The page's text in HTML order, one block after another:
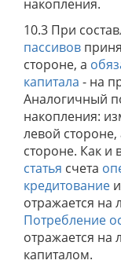
накопления.
10.3 При
пассивов
стороне, а
капитала - на
Аналогичный
накопления:
левой стороне,
стороне. Как и
статья счета
кредитование
отражается на
Потребление
отражается на
капиталом.